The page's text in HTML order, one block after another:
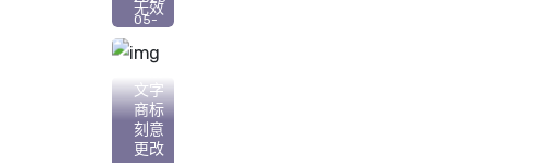
无效
05-
文字
商标
刻意
更改